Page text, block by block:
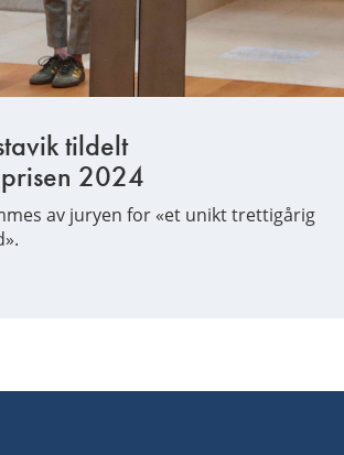
tildelt
2024
av juryen for «et unikt trettigårig